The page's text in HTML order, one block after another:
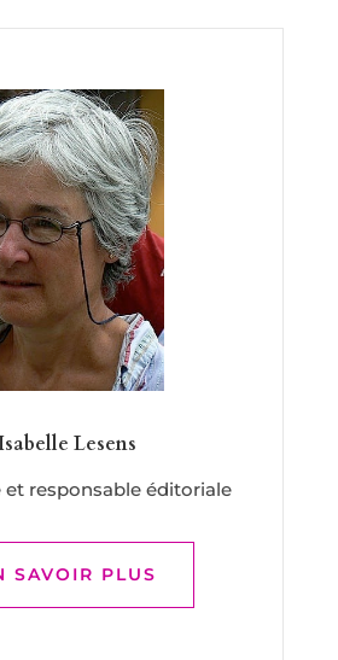
Lesens
et responsable éditoriale
SAVOIR PLUS